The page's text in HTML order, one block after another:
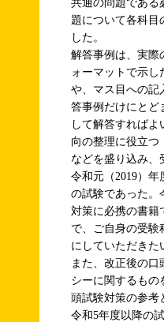
共通の問題である
題について各科目
した。
解答事例は、実際
ォーマットで示し
や、マス目への記
答事例だけにとど
して解答すれば
向の整理に役立つ
などを盛り込み、
令和元（2019）
の試験であった。
対策に必携の書
で、ご自身の受験
にしていただきた
また、改正後の
シーに関するもの
頭試験対策の参考
令和5年度以降の